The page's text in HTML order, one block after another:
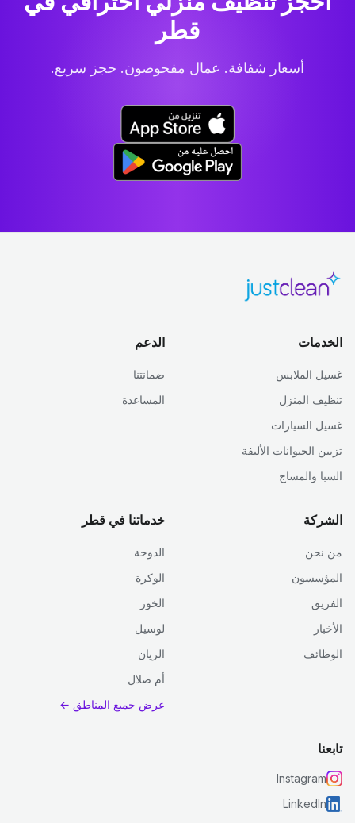
قطر
أسعار شفافة. عمال مفحوصون. حجز سريع.
الخدمات
غسيل الملابس
تنظيف المنزل
غسيل السيارات
تزيين الحيوانات الأليفة
السبا والمساج
الدعم
ضمانتنا
المساعدة
الشركة
من نحن
المؤسسون
الفريق
الأخبار
الوظائف
خدماتنا في قطر
الدوحة
الوكرة
الخور
لوسيل
الريان
أم صلال
عرض جميع المناطق ←
تابعنا
Instagram
LinkedIn